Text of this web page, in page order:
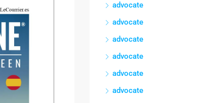
advocate
advocate
advocate
advocate
advocate
advocate